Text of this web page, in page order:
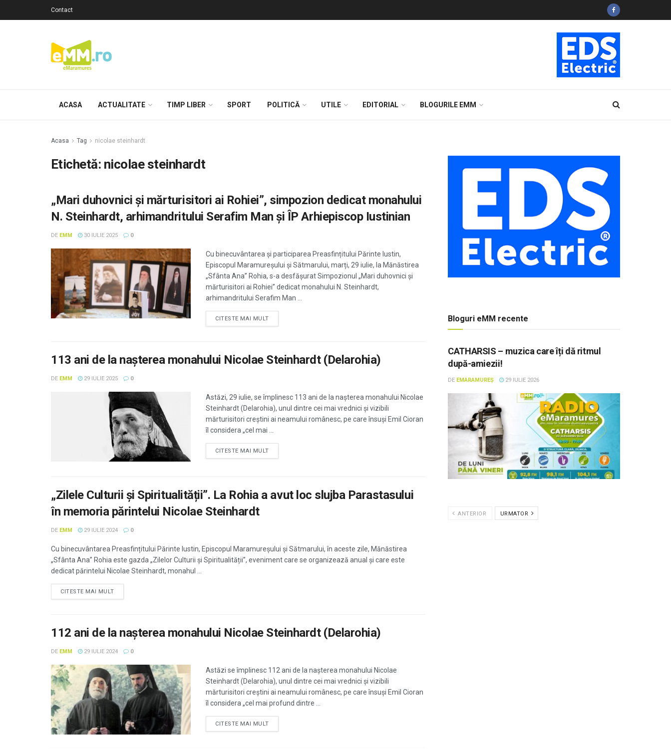
Contact
ACASA ACTUALITATE TIMP LIBER SPORT POLITICĂ UTILE EDITORIAL BLOGURILE EMM
Acasa Tag nicolae steinhardt
Etichetă: nicolae steinhardt
„Mari duhovnici și mărturisitori ai Rohiei”, simpozion dedicat monahului
N. Steinhardt, arhimandritului Serafim Man și ÎP Arhiepiscop Iustinian
DE EMM 30 IULIE 2025 0
Cu binecuvântarea și participarea Preasfințitului Părinte Iustin,
Episcopul Maramureșului și Sătmarului, marți, 29 iulie, la Mănăstirea
„Sfânta Ana” Rohia, s-a desfășurat Simpozionul „Mari duhovnici și
mărturisitori ai Rohiei” dedicat monahului N. Steinhardt,
arhimandritului Serafim Man ...
CITESTE MAI MULT
113 ani de la nașterea monahului Nicolae Steinhardt (Delarohia)
DE EMM 29 IULIE 2025 0
Astăzi, 29 iulie, se împlinesc 113 ani de la nașterea monahului Nicolae
Steinhardt (Delarohia), unul dintre cei mai vrednici şi vizibili
mărturisitori creştini ai neamului românesc, pe care însuşi Emil Cioran
îl considera „cel mai ...
CITESTE MAI MULT
„Zilele Culturii și Spiritualității”. La Rohia a avut loc slujba Parastasului
în memoria părintelui Nicolae Steinhardt
DE EMM 29 IULIE 2024 0
Cu binecuvântarea Preasfințitului Părinte Iustin, Episcopul Maramureșului și Sătmarului, în aceste zile, Mănăstirea
„Sfânta Ana” Rohia este gazda „Zilelor Culturii și Spiritualității”, eveniment care se organizează anual și care este
dedicat părintelui Nicolae Steinhardt, monahul ...
CITESTE MAI MULT
112 ani de la nașterea monahului Nicolae Steinhardt (Delarohia)
DE EMM 29 IULIE 2024 0
Astăzi se împlinesc 112 ani de la nașterea monahului Nicolae
Steinhardt (Delarohia), unul dintre cei mai vrednici şi vizibili
mărturisitori creştini ai neamului românesc, pe care însuşi Emil Cioran
îl considera „cel mai profund dintre ...
CITESTE MAI MULT
Bloguri eMM recente
CATHARSIS – muzica care îți dă ritmul
după-amiezii!
DE EMARAMUREȘ 29 IULIE 2026
ANTERIOR URMATOR